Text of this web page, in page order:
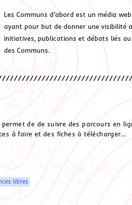
Les Communs d’abord est un média
ayant pour but de donner une visibilité
initiatives, publications et débats liés
des Communs.
de de suivre des parcours en
à faire et des fiches à télécharger…
libres